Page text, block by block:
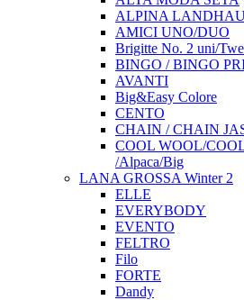
ALPINA
AMICI UNO/DUO
Brigitte No. 2 uni/
BINGO / BINGO
AVANTI
Big&Easy Colore
CENTO
CHAIN / CHAIN
COOL WOOL/
/Alpaca/Big
LANA GROSSA Winter 2
ELLE
EVERYBODY
EVENTO
FELTRO
Filo
FORTE
Dandy